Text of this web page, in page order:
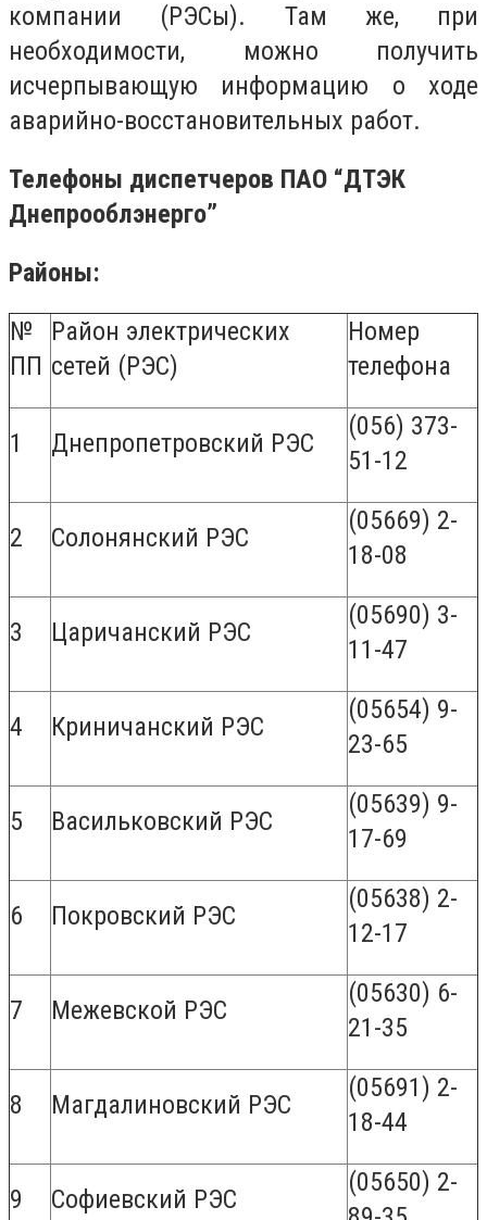
компании (РЭСы). Там же, при
необходимости, можно получить
исчерпывающую информацию о ходе
аварийно-восстановительных работ.
Телефоны диспетчеров ПАО “ДТЭК
Днепрооблэнерго”
Районы:
№
ПП
Район электрических
сетей (РЭС)
Номер
телефона
1 Днепропетровский РЭС
(056) 373-
51-12
2 Солонянский РЭС
(05669) 2-
18-08
3 Царичанский РЭС
(05690) 3-
11-47
4 Криничанский РЭС
(05654) 9-
23-65
5 Васильковский РЭС
(05639) 9-
17-69
6 Покровский РЭС
(05638) 2-
12-17
7 Межевской РЭС
(05630) 6-
21-35
8 Магдалиновский РЭС
(05691) 2-
18-44
9 Софиевский РЭС
(05650) 2-